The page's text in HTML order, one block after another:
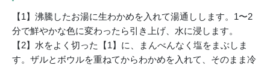
【1】沸騰したお湯に生わかめを入れて湯通しします。1〜2
分で鮮やかな色に変わったら引き上げ、水に浸します。
【2】水をよく切った【1】に、まんべんなく塩をまぶしま
す。ザルとボウルを重ねてからわかめを入れて、そのまま冷